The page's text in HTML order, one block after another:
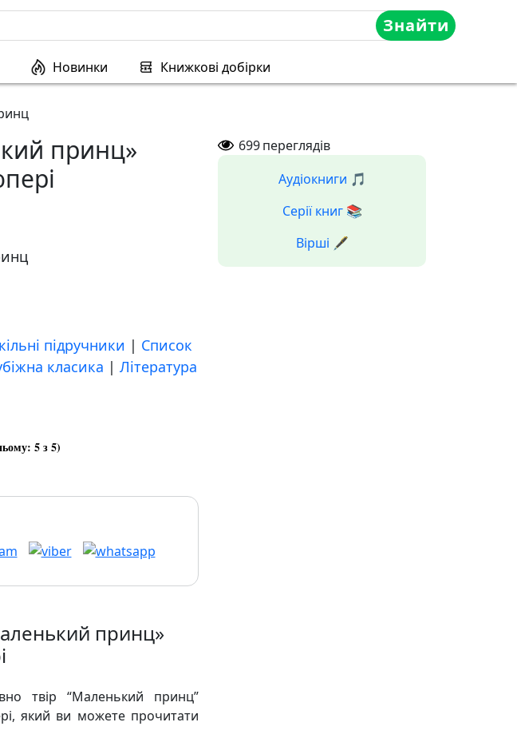
Знайти
Новинки Книжкові добірки
принц»
підручники | Список
класика | Література
5з 5)
принц»
твір “Маленький принц”
який ви можете прочитати
699переглядів
Аудіокниги 🎵
Серії книг 📚
Вірші 🖋️